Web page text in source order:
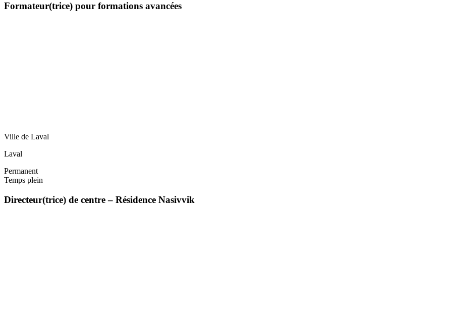
Formateur(trice) pour formations avancées
Ville de Laval
Laval
Permanent
Temps plein
Directeur(trice) de centre – Résidence Nasivvik